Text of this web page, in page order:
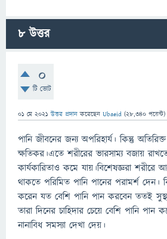
8উত্তর
0
টি ভোট
01 মে 2021 উত্তর প্রদান করেছেন Ubaeid (28,340 পয়েন্ট)
পানি জীবনের জন্য অপরিহার্য। কিন্তু অতিরিক্ত
ক্ষতিকর।এতে শরীরের ভারসাম্য বজায়
কার্যকারিতাও কমে যায়।বিশেষজ্ঞরা শরীরে
থাকতে পরিমিত পানি পানের পরামর্শ দেন।
করেন যত বেশি পানি পান করবেন ততই সুস্থ
তারা দিনের চাহিদার চেয়ে বেশি পানি পান
নানাবিধ সমস্যা দেখা দেয়।